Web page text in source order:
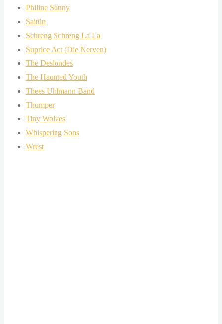
Philine Sonny
Saitün
Schreng Schreng La La
Suprice Act (Die Nerven)
The Deslondes
The Haunted Youth
Thees Uhlmann Band
Thumper
Tiny Wolves
Whispering Sons
Wrest